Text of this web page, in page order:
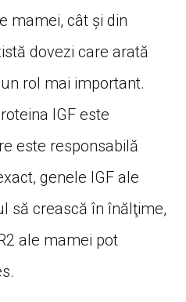
mamei, cât şi din
dovezi care arată
rol mai important.
IGF este
este responsabilă
genele IGF ale
să crească în înălţime,
ale mamei pot